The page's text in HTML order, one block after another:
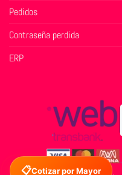
Pedidos
Contraseña perdida
ERP
📋Cotizar por Mayor